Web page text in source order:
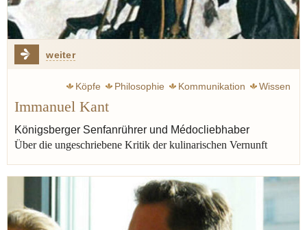
weiter
Köpfe Philosophie Kommunikation
Wissen
Aufklärung
Goethe Johann Wolfgang
Wieland Christoph Martin
Kaffee Käse
Geist
Rotwein
Königsberg
Immanuel Kant
Königsberger Senfanrührer und Médocliebhaber
Über die ungeschriebene Kritik der kulinarischen Vernunft